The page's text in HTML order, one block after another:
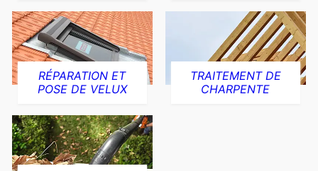
RÉPARATION ET
POSE DE VELUX
TRAITEMENT DE
CHARPENTE